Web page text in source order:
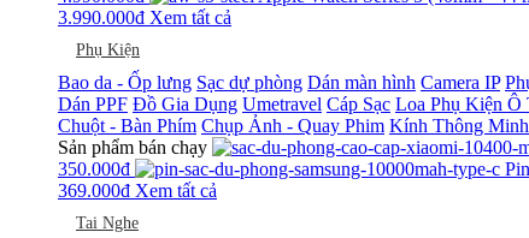
3.990.000đ Xem tất cả
Phụ Kiện
Bao da - Ốp lưng Sạc dự phòng Dán màn hình Camera IP
Dán PPF Đồ Gia Dụng Umetravel Cáp Sạc Loa Phụ Kiện Ô
Chuột - Bàn Phím Chụp Ảnh - Quay Phim Kính Thông Minh
Sản phẩm bán chạy
350.000đ
369.000đ Xem tất cả
Tai Nghe